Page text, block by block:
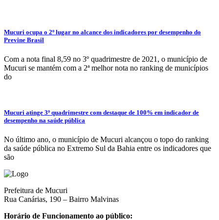
Mucuri ocupa o 2º lugar no alcance dos indicadores por desempenho do
Previne Brasil
Com a nota final 8,59 no 3º quadrimestre de 2021, o município de
Mucuri se mantém com a 2ª melhor nota no ranking de municípios
do
Mucuri atinge 3º quadrimestre com destaque de 100% em indicador de
desempenho na saúde pública
No último ano, o município de Mucuri alcançou o topo do ranking
da saúde pública no Extremo Sul da Bahia entre os indicadores que
são
Prefeitura de Mucuri
Rua Canárias, 190 – Bairro Malvinas
Horário de Funcionamento ao público: